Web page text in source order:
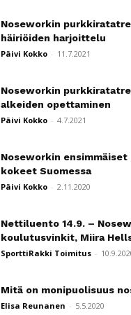
Noseworkin
häiriöiden harjoittelu
Päivi Kokko - 11.7.2021
Noseworkin
alkeiden opettaminen
Päivi Kokko - 4.7.2021
Noseworkin
kokeet Suomessa
Päivi Kokko - 2.11.2020
Nettiluento 14.9. –
koulutusvinkit, Miira
SporttiRakki Toimitus -
Mitä on monipuolisuus
Elisa Reunanen - 5.5.2020